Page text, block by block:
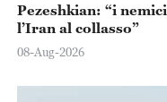
Pezeshkian: “i
l’Iran al collasso”
08-Aug-2026